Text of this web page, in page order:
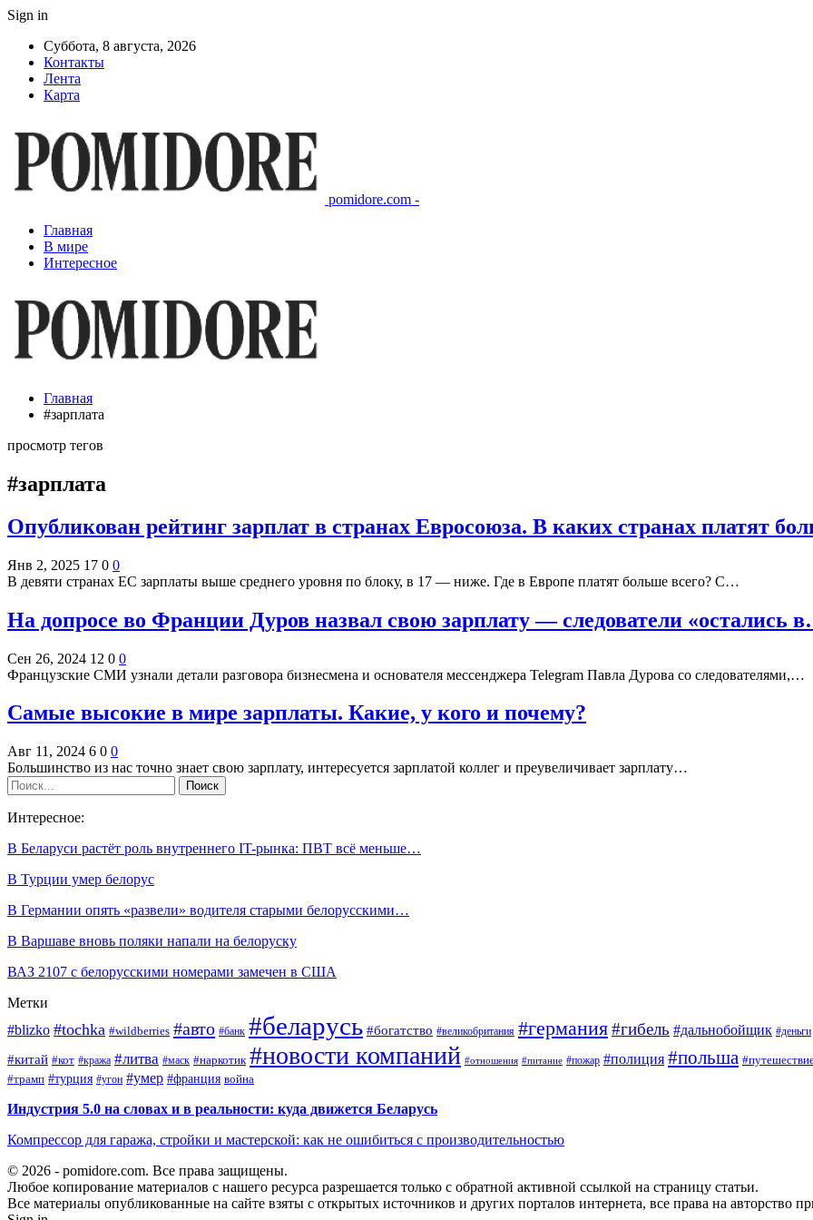
Sign in
Суббота, 8 августа, 2026
Контакты
Лента
Карта
pomidore.com -
Главная
В мире
Интересное
Главная
#зарплата
просмотр тегов
#зарплата
Опубликован рейтинг зарплат в странах Евросоюза. В каких странах платят
Янв 2, 2025 17 0 0
В девяти странах ЕС зарплаты выше среднего уровня по блоку, в 17 — ниже. Где в Европе платят больше всего? С…
На допросе во Франции Дуров назвал свою зарплату — следователи «остались
Сен 26, 2024 12 0 0
Французские СМИ узнали детали разговора бизнесмена и основателя мессенджера Telegram Павла Дурова со следователями,…
Самые высокие в мире зарплаты. Какие, у кого и почему?
Авг 11, 2024 6 0 0
Большинство из нас точно знает свою зарплату, интересуется зарплатой коллег и преувеличивает зарплату…
Интересное:
В Беларуси растёт роль внутреннего IT-рынка: ПВТ всё меньше…
В Турции умер белорус
В Германии опять «развели» водителя старыми белорусскими…
В Варшаве вновь поляки напали на белоруску
ВАЗ 2107 с белорусскими номерами замечен в США
Метки
#blizko #tochka #wildberries #авто #банк #беларусь #богатство #великобритания #германия#гибель #дальнобойщик #деньги
#китай #кот #кража #литва #маск #наркотик #новости компаний #отношения #питание #пожар #полиция #польша
#трамп #турция #угон #умер #франция война
Индустрия 5.0 на словах и в реальности: куда движется Беларусь
Компрессор для гаража, стройки и мастерской: как не ошибиться с производительностью
© 2026 - pomidore.com. Все права защищены.
Любое копирование материалов с нашего ресурса разрешается только с обратной активной ссылкой на страницу статьи.
Все материалы опубликованные на сайте взяты с открытых источников и других порталов интернета, все права на авторство